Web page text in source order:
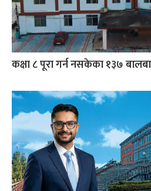
कक्षा ८ पूरा गर्न नसकेका १३७